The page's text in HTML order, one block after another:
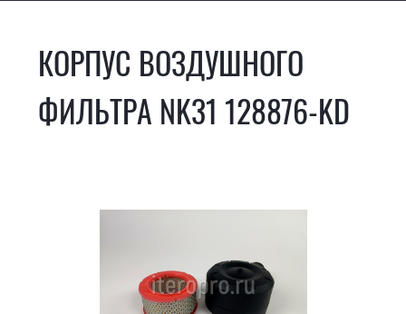
КОРПУС ВОЗДУШНОГО
ФИЛЬТРА NK31 128876-KD